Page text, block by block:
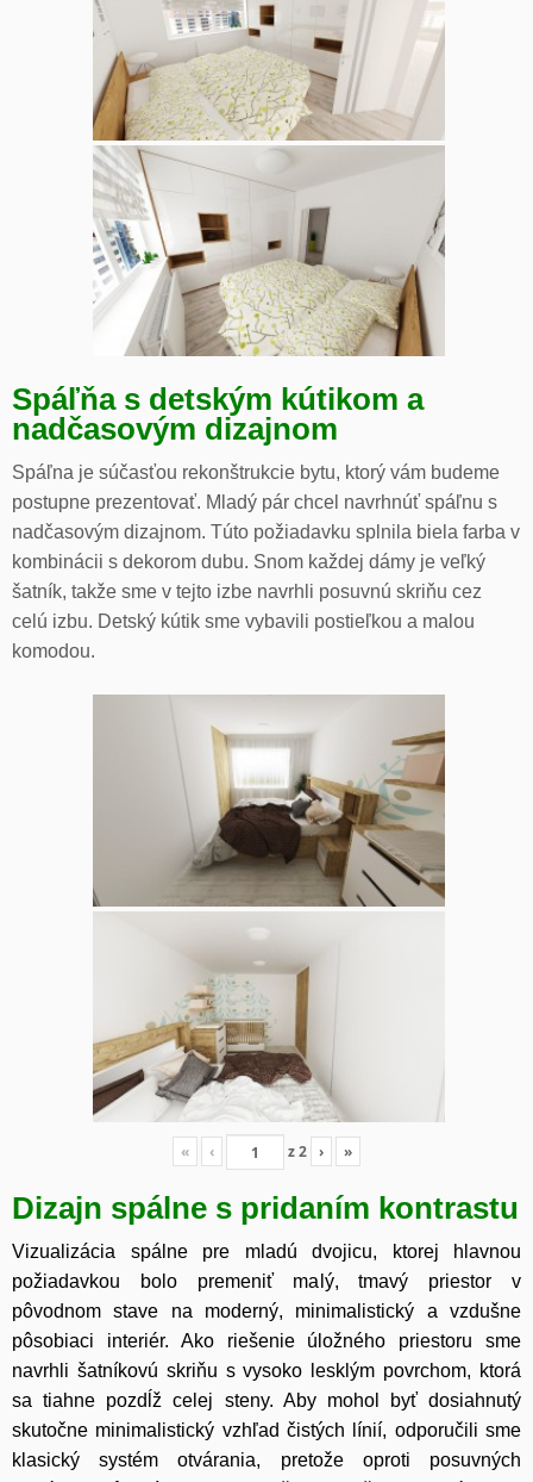
Spáľňa s detským kútikom a
nadčasovým dizajnom
Spáľna je súčasťou rekonštrukcie bytu, ktorý vám budeme
postupne prezentovať. Mladý pár chcel navrhnúť spáľnu s
nadčasovým dizajnom. Túto požiadavku splnila biela farba v
kombinácii s dekorom dubu. Snom každej dámy je veľký
šatník, takže sme v tejto izbe navrhli posuvnú skriňu cez
celú izbu. Detský kútik sme vybavili postieľkou a malou
komodou.
« ‹ z2 › »
Dizajn spálne s pridaním kontrastu
Vizualizácia spálne pre mladú dvojicu, ktorej hlavnou
požiadavkou bolo premeniť malý, tmavý priestor v
pôvodnom stave na moderný, minimalistický a vzdušne
pôsobiaci interiér. Ako riešenie úložného priestoru sme
navrhli šatníkovú skriňu s vysoko lesklým povrchom, ktorá
sa tiahne pozdĺž celej steny. Aby mohol byť dosiahnutý
skutočne minimalistický vzhľad čistých línií, odporučili sme
klasický systém otvárania, pretože oproti posuvných